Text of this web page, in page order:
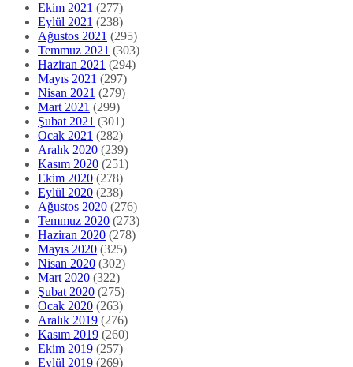
Ekim 2021 (277)
Eylül 2021 (238)
Ağustos 2021 (295)
Temmuz 2021 (303)
Haziran 2021 (294)
Mayıs 2021 (297)
Nisan 2021 (279)
Mart 2021 (299)
Şubat 2021 (301)
Ocak 2021 (282)
Aralık 2020 (239)
Kasım 2020 (251)
Ekim 2020 (278)
Eylül 2020 (238)
Ağustos 2020 (276)
Temmuz 2020 (273)
Haziran 2020 (278)
Mayıs 2020 (325)
Nisan 2020 (302)
Mart 2020 (322)
Şubat 2020 (275)
Ocak 2020 (263)
Aralık 2019 (276)
Kasım 2019 (260)
Ekim 2019 (257)
Eylül 2019 (269)